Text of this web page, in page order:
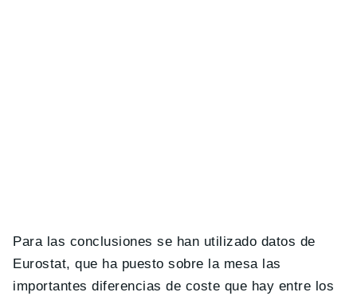
Para las conclusiones se han utilizado datos de
Eurostat, que ha puesto sobre la mesa las
importantes diferencias de coste que hay entre los